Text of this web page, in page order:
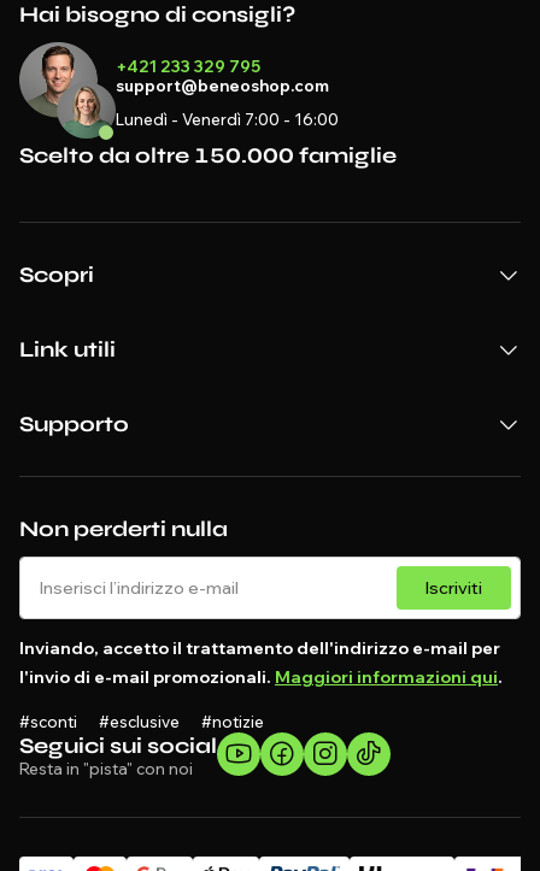
Seguici sui social
Resta in "pista" con noi
Non perderti nulla
Iscriviti
Inviando, accetto il trattamento dell'indirizzo e-mail per
l'invio di e-mail promozionali. Maggiori informazioni qui.
#sconti #esclusive #notizie
Hai bisogno di consigli?
+421 233 329 795
support@beneoshop.com
Lunedì - Venerdì 7:00 - 16:00
Scelto da oltre 150.000 famiglie
Scopri
Link utili
Supporto